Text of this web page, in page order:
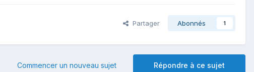
Partager Abonnés 1
Répondre à ce sujet
Commencer un nouveau sujet